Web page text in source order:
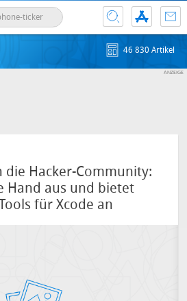
ticker
46 830 Artikel
die Hacker-Community:
Hand aus und bietet
für Xcode an